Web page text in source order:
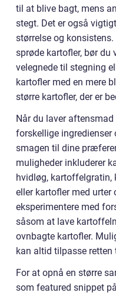
til at blive bagt, mens
stegt. Det er også
størrelse og
sprøde kartofler, bør du
velegnede til stegning
kartofler med en mere
større kartofler, der er
Når du laver
forskellige
smagen til dine
muligheder inkluderer
hvidløg, kartoffelgratin,
eller kartofler med
eksperimentere med
såsom at lave
ovnbagte kartofler.
kan altid tilpasse
For at opnå en større
som featured snippet